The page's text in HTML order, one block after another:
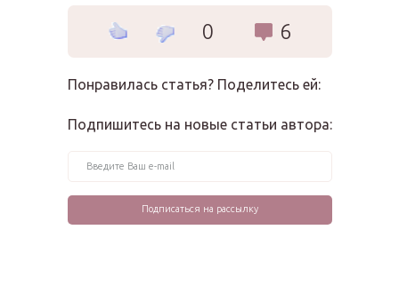
0 6
Понравилась статья? Поделитесь ей:
Подпишитесь на новые статьи автора: